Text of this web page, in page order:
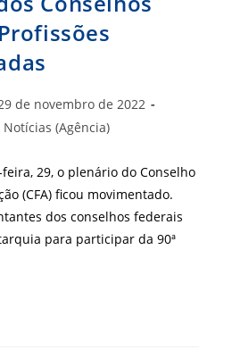
de novembro de 2022
(Agência)
29, o plenário do Conselho
(CFA) ficou movimentado.
dos conselhos federais
para participar da 90ª